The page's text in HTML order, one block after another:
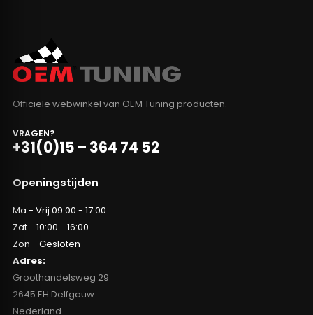
Officiële webwinkel van OEM Tuning producten.
VRAGEN?
+31(0)15 – 364 74 52
Openingstijden
Ma - Vrij 09:00 - 17:00
Zat - 10:00 - 16:00
Zon - Gesloten
Adres:
Groothandelsweg 29
2645 EH Delfgauw
Nederland